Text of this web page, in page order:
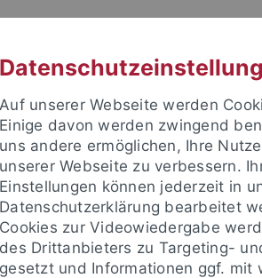
FORSCHUNG
Auf unserer Webseite werden
Einige davon werden zwingend
uns andere ermöglichen, Ihre
unserer Webseite zu verbessern.
Einstellungen können jederzeit in
Datenschutzerklärung bearbeitet
Cookies zur Videowiedergabe
des Drittanbieters zu Targeting-
gesetzt und Informationen ggf. mit